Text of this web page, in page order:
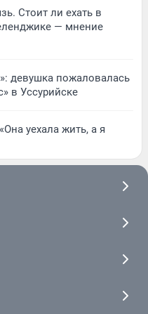
Стоит ли ехать в
— мнение
девушка пожаловалась
в Уссурийске
уехала жить, а я